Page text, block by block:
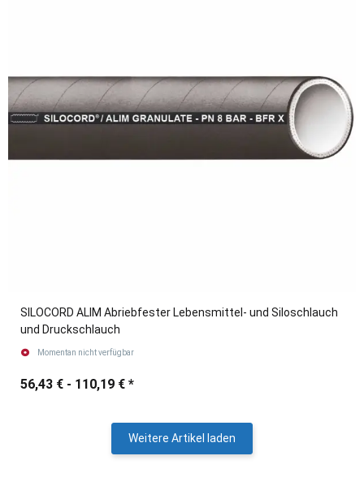
SILOCORD ALIM Abriebfester Lebensmittel- und Siloschlauch
und Druckschlauch
Momentan nicht verfügbar
56,43 € - 110,19 € *
Weitere Artikel laden